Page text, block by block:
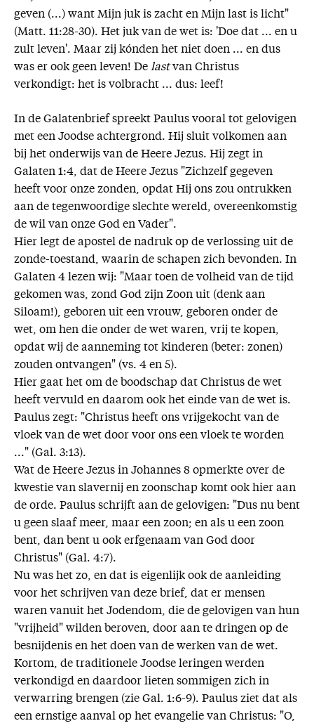
geven (...) want Mijn juk is zacht en Mijn last is licht"
(Matt. 11:28-30). Het juk van de wet is: 'Doe dat ... en u
zult leven'. Maar zij kónden het niet doen ... en dus
was er ook geen leven! De lastvan Christus
verkondigt: het is volbracht ... dus: leef!
In de Galatenbrief spreekt Paulus vooral tot gelovigen
met een Joodse achtergrond. Hij sluit volkomen aan
bij het onderwijs van de Heere Jezus. Hij zegt in
Galaten 1:4, dat de Heere Jezus "Zichzelf gegeven
heeft voor onze zonden, opdat Hij ons zou ontrukken
aan de tegenwoordige slechte wereld, overeenkomstig
de wil van onze God en Vader".
Hier legt de apostel de nadruk op de verlossing uit de
zonde-toestand, waarin de schapen zich bevonden. In
Galaten 4 lezen wij: "Maar toen de volheid van de tijd
gekomen was, zond God zijn Zoon uit (denk aan
Siloam!), geboren uit een vrouw, geboren onder de
wet, om hen die onder de wet waren, vrij te kopen,
opdat wij de aanneming tot kinderen (beter: zonen)
zouden ontvangen" (vs. 4 en 5).
Hier gaat het om de boodschap dat Christus de wet
heeft vervuld en daarom ook het einde van de wet is.
Paulus zegt: "Christus heeft ons vrijgekocht van de
vloek van de wet door voor ons een vloek te worden
..." (Gal. 3:13).
Wat de Heere Jezus in Johannes 8 opmerkte over de
kwestie van slavernij en zoonschap komt ook hier aan
de orde. Paulus schrijft aan de gelovigen: "Dus nu bent
u geen slaaf meer, maar een zoon; en als u een zoon
bent, dan bent u ook erfgenaam van God door
Christus" (Gal. 4:7).
Nu was het zo, en dat is eigenlijk ook de aanleiding
voor het schrijven van deze brief, dat er mensen
waren vanuit het Jodendom, die de gelovigen van hun
"vrijheid" wilden beroven, door aan te dringen op de
besnijdenis en het doen van de werken van de wet.
Kortom, de traditionele Joodse leringen werden
verkondigd en daardoor lieten sommigen zich in
verwarring brengen (zie Gal. 1:6-9). Paulus ziet dat als
een ernstige aanval op het evangelie van Christus: "O,